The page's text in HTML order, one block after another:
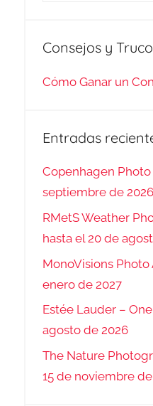
Consejos y
Cómo Ganar un
Entradas
Copenhagen Photo
septiembre de 2026
RMetS Weather
hasta el 20 de
MonoVisions Photo
enero de 2027
Estée Lauder –
agosto de 2026
The Nature
15 de noviembre